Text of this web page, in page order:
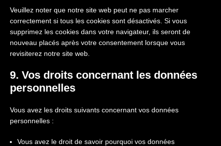
Veuillez noter que notre site web peut ne pas marcher
correctement si tous les cookies sont désactivés. Si vous
supprimez les cookies dans votre navigateur, ils seront de
nouveau placés après votre consentement lorsque vous
revisiterez notre site web.
9. Vos droits concernant les données
personnelles
Vous avez les droits suivants concernant vos données
personnelles :
Vous avez le droit de savoir pourquoi vos données